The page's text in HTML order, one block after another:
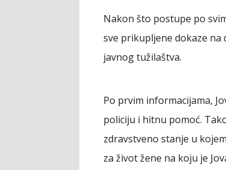
Nakon što postupe po
sve prikupljene dokaze
javnog tužilaštva.
Po prvim informacijama,
policiju i hitnu pomoć.
zdravstveno stanje u
za život žene na koju je